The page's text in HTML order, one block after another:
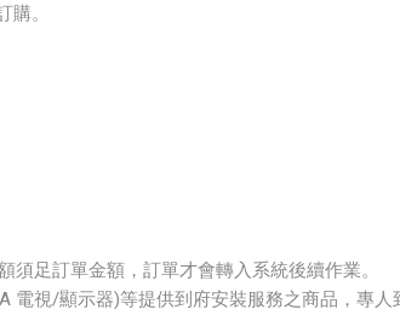
。
足訂單金額，訂單才會轉入系統後續作業。
視/顯示器)等提供到府安裝服務之商品，專